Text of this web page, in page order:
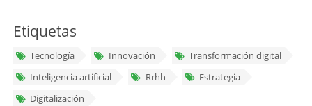
Etiquetas
Tecnología Innovación
Transformación digital
Inteligencia artificial
Rrhh
Estrategia
Digitalización